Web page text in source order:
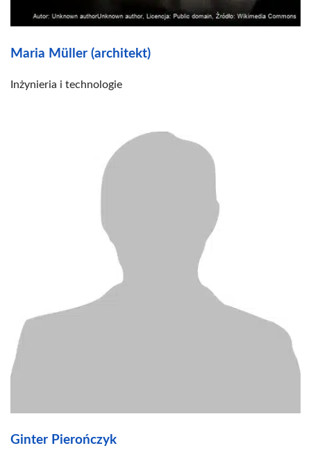
Maria Müller (architekt)
Inżynieria i technologie
Ginter Pierończyk